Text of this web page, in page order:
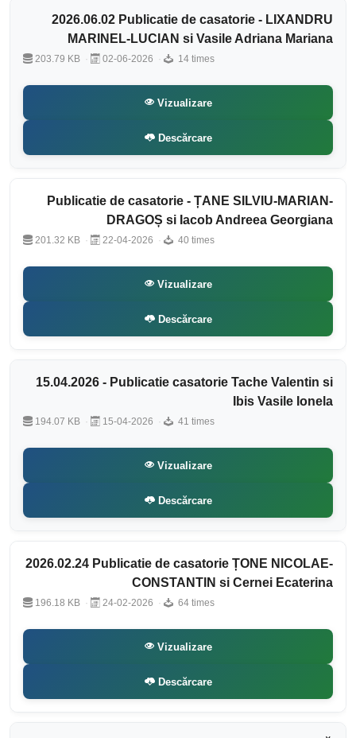
2026.06.02 Publicatie de casatorie - LIXANDRU
MARINEL-LUCIAN si Vasile Adriana Mariana
203.79 KB 02-06-2026 14 times
Vizualizare
Descărcare
Publicatie de casatorie - ȚANE SILVIU-MARIAN-
DRAGOȘ si Iacob Andreea Georgiana
201.32 KB 22-04-2026 40 times
Vizualizare
Descărcare
15.04.2026 - Publicatie casatorie Tache Valentin si
Ibis Vasile Ionela
194.07 KB 15-04-2026 41 times
Vizualizare
Descărcare
2026.02.24 Publicatie de casatorie ȚONE NICOLAE-
CONSTANTIN si Cernei Ecaterina
196.18 KB 24-02-2026 64 times
Vizualizare
Descărcare